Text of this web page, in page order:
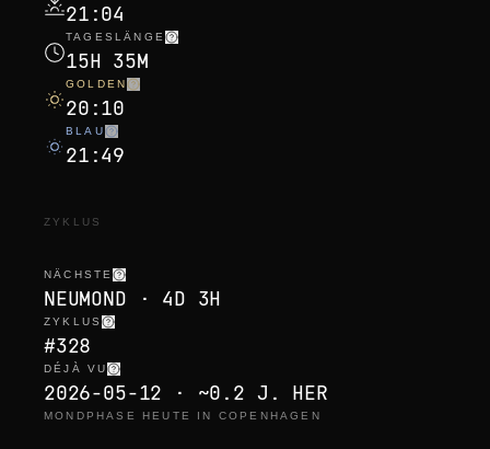
21:04
TAGESLÄNGE
15H 35M
GOLDEN
20:10
BLAU
21:49
ZYKLUS
NÄCHSTE
NEUMOND · 4D 3H
ZYKLUS
#328
DÉJÀ VU
2026-05-12 · ~0.2 J. HER
MONDPHASE HEUTE IN COPENHAGEN